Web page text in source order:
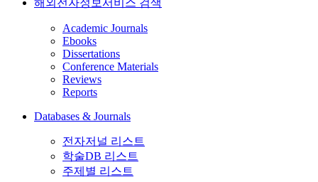
해외전자정보서비스 검색
Academic Journals
Ebooks
Dissertations
Conference Materials
Reviews
Reports
Databases & Journals
전자저널 리스트
학술DB 리스트
주제별 리스트